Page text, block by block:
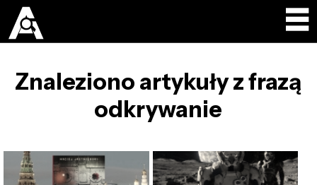
Znaleziono artykuły z frazą
odkrywanie